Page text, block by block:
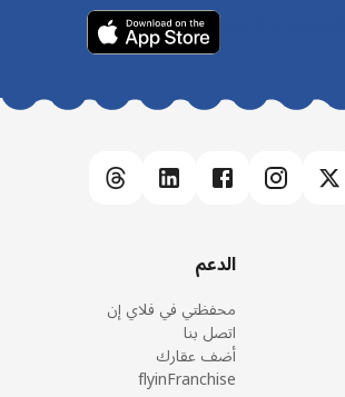
الدعم
محفظتي في فلاي إن
اتصل بنا
أضف عقارك
flyinFranchise